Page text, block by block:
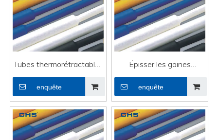
Tubes thermorétractables
en PVC Splice avec UL
enquête
Épisser les gaines
thermorétractables en
plastique avec de la colle
enquête